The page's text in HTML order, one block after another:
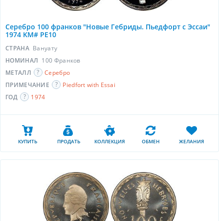
Серебро 100 франков "Новые Гебриды. Пьедфорт с Эссаи"
1974 KM# PE10
СТРАНА Вануату
НОМИНАЛ 100 Франков
МЕТАЛЛ
Серебро
ПРИМЕЧАНИЕ
Piedfort with Essai
ГОД
1974
КУПИТЬ ПРОДАТЬ КОЛЛЕКЦИЯ ОБМЕН ЖЕЛАНИЯ